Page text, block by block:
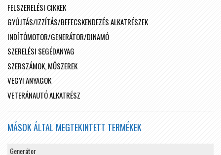
FELSZERELÉSI CIKKEK
GYÚJTÁS/IZZÍTÁS/BEFECSKENDEZÉS ALKATRÉSZEK
INDÍTÓMOTOR/GENERÁTOR/DINAMÓ
SZERELÉSI SEGÉDANYAG
SZERSZÁMOK, MŰSZEREK
VEGYI ANYAGOK
VETERÁNAUTÓ ALKATRÉSZ
MÁSOK ÁLTAL MEGTEKINTETT TERMÉKEK
Generátor